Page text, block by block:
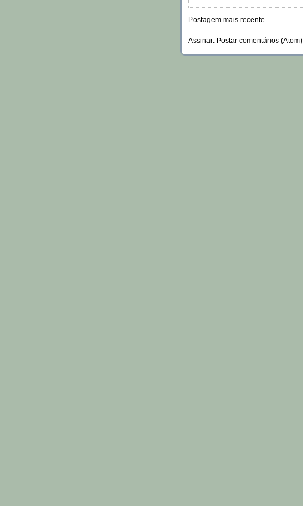
Postagem mais recente
Assinar: Postar comentários (Atom)